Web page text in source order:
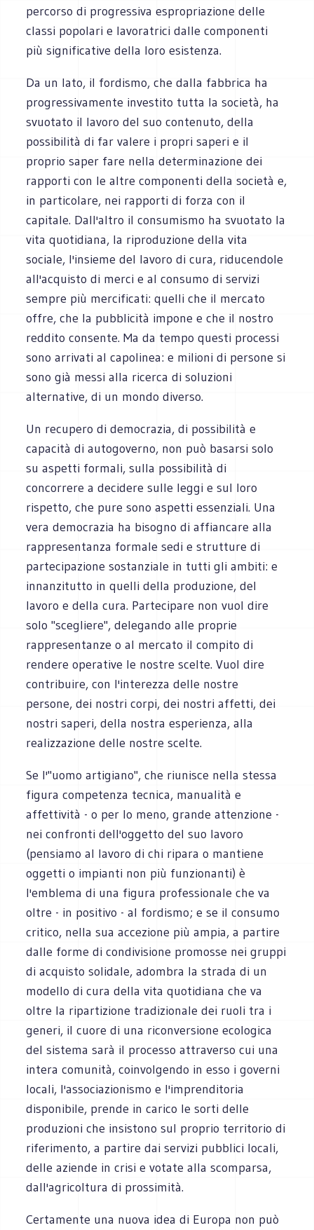
percorso di progressiva espropriazione delle
classi popolari e lavoratrici dalle componenti
più significative della loro esistenza.
Da un lato, il fordismo, che dalla fabbrica ha
progressivamente investito tutta la società, ha
svuotato il lavoro del suo contenuto, della
possibilità di far valere i propri saperi e il
proprio saper fare nella determinazione dei
rapporti con le altre componenti della società e,
in particolare, nei rapporti di forza con il
capitale. Dall'altro il consumismo ha svuotato la
vita quotidiana, la riproduzione della vita
sociale, l'insieme del lavoro di cura, riducendole
all'acquisto di merci e al consumo di servizi
sempre più mercificati: quelli che il mercato
offre, che la pubblicità impone e che il nostro
reddito consente. Ma da tempo questi processi
sono arrivati al capolinea: e milioni di persone si
sono già messi alla ricerca di soluzioni
alternative, di un mondo diverso.
Un recupero di democrazia, di possibilità e
capacità di autogoverno, non può basarsi solo
su aspetti formali, sulla possibilità di
concorrere a decidere sulle leggi e sul loro
rispetto, che pure sono aspetti essenziali. Una
vera democrazia ha bisogno di affiancare alla
rappresentanza formale sedi e strutture di
partecipazione sostanziale in tutti gli ambiti: e
innanzitutto in quelli della produzione, del
lavoro e della cura. Partecipare non vuol dire
solo "scegliere", delegando alle proprie
rappresentanze o al mercato il compito di
rendere operative le nostre scelte. Vuol dire
contribuire, con l'interezza delle nostre
persone, dei nostri corpi, dei nostri affetti, dei
nostri saperi, della nostra esperienza, alla
realizzazione delle nostre scelte.
Se l'"uomo artigiano", che riunisce nella stessa
figura competenza tecnica, manualità e
affettività - o per lo meno, grande attenzione -
nei confronti dell'oggetto del suo lavoro
(pensiamo al lavoro di chi ripara o mantiene
oggetti o impianti non più funzionanti) è
l'emblema di una figura professionale che va
oltre - in positivo - al fordismo; e se il consumo
critico, nella sua accezione più ampia, a partire
dalle forme di condivisione promosse nei gruppi
di acquisto solidale, adombra la strada di un
modello di cura della vita quotidiana che va
oltre la ripartizione tradizionale dei ruoli tra i
generi, il cuore di una riconversione ecologica
del sistema sarà il processo attraverso cui una
intera comunità, coinvolgendo in esso i governi
locali, l'associazionismo e l'imprenditoria
disponibile, prende in carico le sorti delle
produzioni che insistono sul proprio territorio di
riferimento, a partire dai servizi pubblici locali,
delle aziende in crisi e votate alla scomparsa,
dall'agricoltura di prossimità.
Certamente una nuova idea di Europa non può